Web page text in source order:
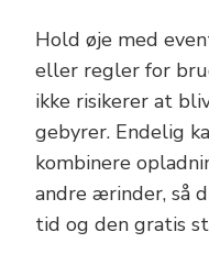
Hold øje med
eller regler for
ikke risikerer at
gebyrer. Endelig
kombinere
andre ærinder, så
tid og den gratis